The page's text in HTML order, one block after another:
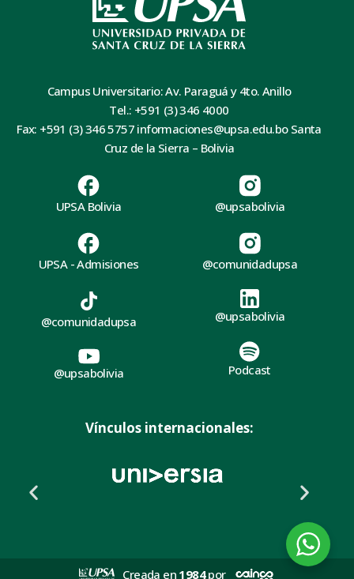
Campus Universitario: Av. Paraguá y 4to. Anillo
Tel.: +591 (3) 346 4000
Fax: +591 (3) 346 5757 informaciones@upsa.edu.bo Santa
Cruz de la Sierra – Bolivia
UPSA Bolivia
UPSA - Admisiones
@upsabolivia
@comunidadupsa
@comunidadupsa
@upsabolivia
@upsabolivia
Podcast
Vínculos internacionales:
Creada en 1984por